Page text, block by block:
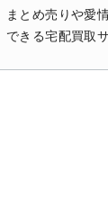
まとめ売りや愛
できる宅配買取